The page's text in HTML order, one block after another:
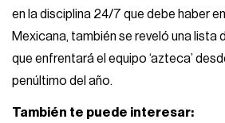
en la disciplina 24/7 que debe haber
Mexicana, también se reveló una lista
que enfrentará el equipo ‘azteca’
penúltimo del año.
También te puede interesar: